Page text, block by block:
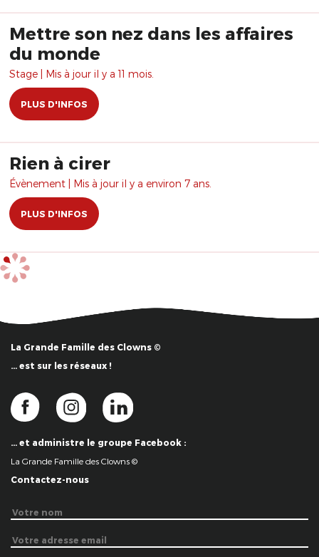
Mettre son nez dans les affaires
du monde
Stage | Mis à jour il y a 11 mois.
PLUS D'INFOS
Rien à cirer
Évènement | Mis à jour il y a environ 7 ans.
PLUS D'INFOS
La Grande Famille des Clowns ©
… est sur les réseaux !
… et administre le groupe Facebook :
La Grande Famille des Clowns ©
Contactez-nous